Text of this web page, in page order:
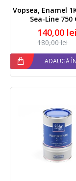
Vopsea, Enamel
Sea-Line 750
140,00 lei
180,00 lei
ADAUGĂ